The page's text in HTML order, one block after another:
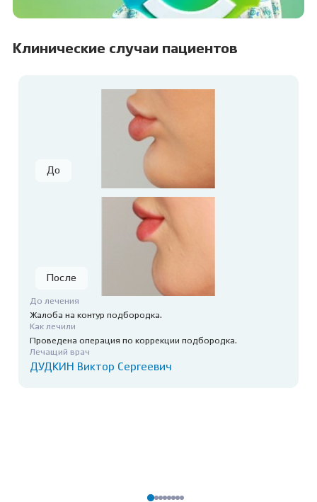
Клинические случаи пациентов
До лечения
Жалоба на контур подбородка.
Как лечили
Проведена операция по коррекции подбородка.
Лечащий врач
ДУДКИН Виктор Сергеевич